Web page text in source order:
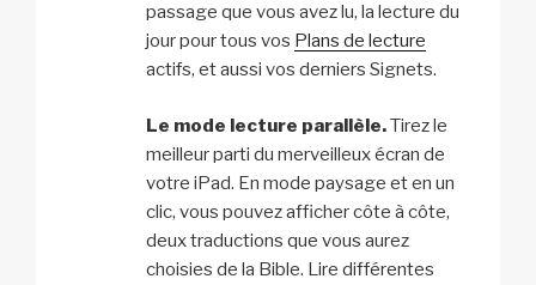
passage que vous avez lu, la lecture du
jour pour tous vos Plans de lecture
actifs, et aussi vos derniers Signets.
Le mode lecture parallèle.Tirez le
meilleur parti du merveilleux écran de
votre iPad. En mode paysage et en un
clic, vous pouvez afficher côte à côte,
deux traductions que vous aurez
choisies de la Bible. Lire différentes